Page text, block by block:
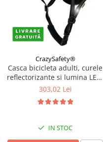
CrazySafety®
Casca bicicleta adulti, curele
reflectorizante si lumina LED,
dimensiune reglabila 53-59
303,02 Lei
IN STOC